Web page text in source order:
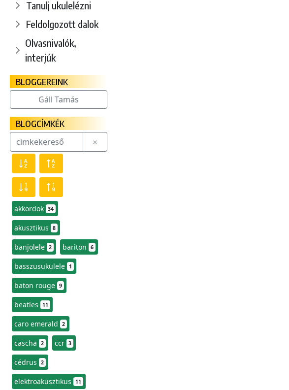
Tanulj ukulelézni
Feldolgozott dalok
Olvasnivalók,
interjúk
BLOGGEREINK
Gáll Tamás
BLOGCÍMKÉK
akkordok 34
akusztikus 8
banjolele 2 bariton 6
basszusukulele 1
baton rouge 9
beatles 11
caro emerald 2
cascha 2 ccr 3
cédrus 2
elektroakusztikus 11